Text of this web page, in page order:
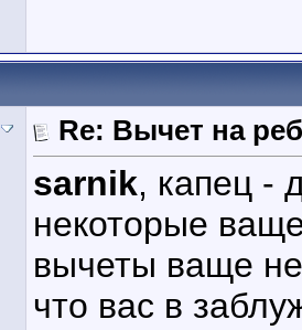
Re: Вычет на
sarnik, капец -
некоторые
вычеты ваще
что вас в